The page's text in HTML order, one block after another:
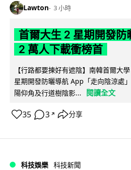
Lawton 3 小時
首爾大生 2 星期開發防
2 萬人下載衝榜首
【行路都要揀好有遮陰】南韓首爾大
星期開發防曬導航 App「走向陰涼處
陽仰角及行道樹陰影...
閱讀全文
35 3 ↗ 分享
科技娛樂 科技新聞